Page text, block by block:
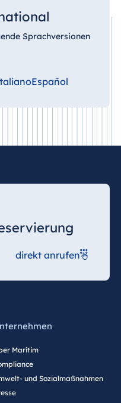
Sprachversionen
Español
direkt anrufen
Maritim
und Sozialmaßnahmen